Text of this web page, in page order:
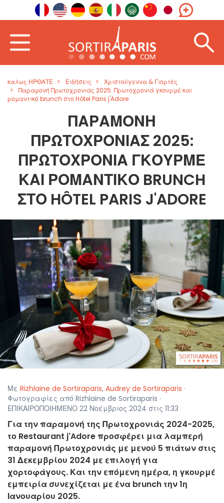
καλως ΗΡΘΑΤΕ Ειδήσεις
Χριστούγεννα & Γιορτές
Παραμονή Πρωτοχρονιάς 2025: Πρωτοχρονιά γκουρμέ και
ρομαντικό brunch στο Hôtel Paris j'Adore
ΠΑΡΑΜΟΝΉ
ΠΡΩΤΟΧΡΟΝΙΆΣ 2025:
ΠΡΩΤΟΧΡΟΝΙΆ ΓΚΟΥΡΜΈ
ΚΑΙ ΡΟΜΑΝΤΙΚΌ BRUNCH
ΣΤΟ HÔTEL PARIS J'ADORE
Με Rizhlaine de Sortiraparis, Audrey de Sortiraparis ·
Φωτογραφίες από Rizhlaine de Sortiraparis ·
ΕΠΙΚΑΙΡΟΠΟΙΗΜΕΝΟ 22 Νοέμβριος 2024 στις 11:33
Για την παραμονή της Πρωτοχρονιάς 2024-2025,
το Restaurant j'Adore προσφέρει μια λαμπερή
παραμονή Πρωτοχρονιάς με μενού 5 πιάτων στις
31 Δεκεμβρίου 2024 με επιλογή για
χορτοφάγους. Και την επόμενη ημέρα, η γκουρμέ
εμπειρία συνεχίζεται με ένα brunch την 1η
Ιανουαρίου 2025.